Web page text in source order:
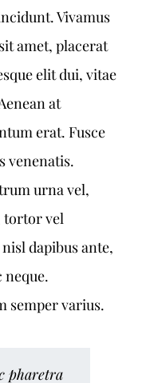
Vivamus
amet, placerat
elit dui, vitae
at
erat. Fusce
venenatis.
urna vel,
tortor vel
dapibus ante,
neque.
semper varius.
pharetra